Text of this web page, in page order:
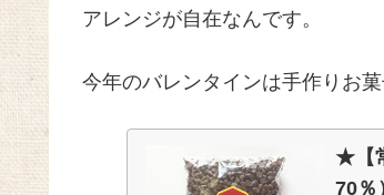
アレンジが自在なんです。
今年のバレンタインは手作りお
★【
70％